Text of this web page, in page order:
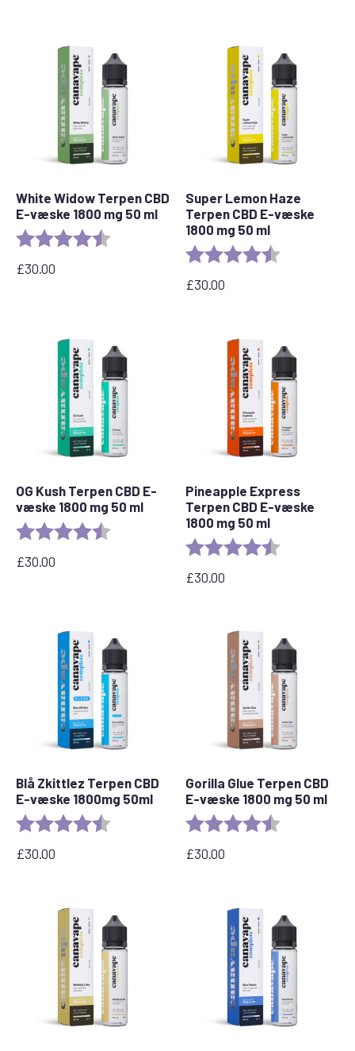
White Widow Terpen CBD
E-væske 1800 mg 50 ml
Bedømmelse: 4,7 ud af 5 stjerner
£30.00
Super Lemon Haze
Terpen CBD E-væske
1800 mg 50 ml
Bedømmelse:
£30.00
OG Kush Terpen CBD E-
væske 1800 mg 50 ml
Bedømmelse: 4,6 ud af 5 stjerner
£30.00
Pineapple Express
Terpen CBD E-væske
1800 mg 50 ml
Bedømmelse:
£30.00
Blå Zkittlez Terpen CBD
E-væske 1800mg 50ml
Bedømmelse: 4,7 ud af 5 stjerner
£30.00
Gorilla Glue Terpen CBD
E-væske 1800 mg 50 ml
Bedømmelse:
£30.00